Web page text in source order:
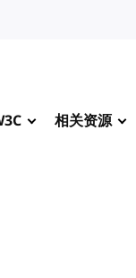
相关资源